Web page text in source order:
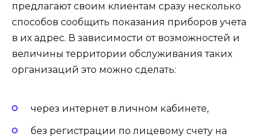
предлагают своим клиентам сразу несколько
способов сообщить показания приборов учета
в их адрес. В зависимости от возможностей и
величины территории обслуживания таких
организаций это можно сделать:
через интернет в личном кабинете,
без регистрации по лицевому счету на